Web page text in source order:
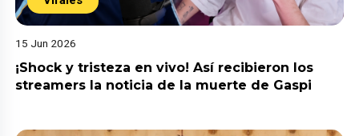
15 Jun 2026
¡Shock y tristeza en vivo! Así recibieron los
streamers la noticia de la muerte de Gaspi